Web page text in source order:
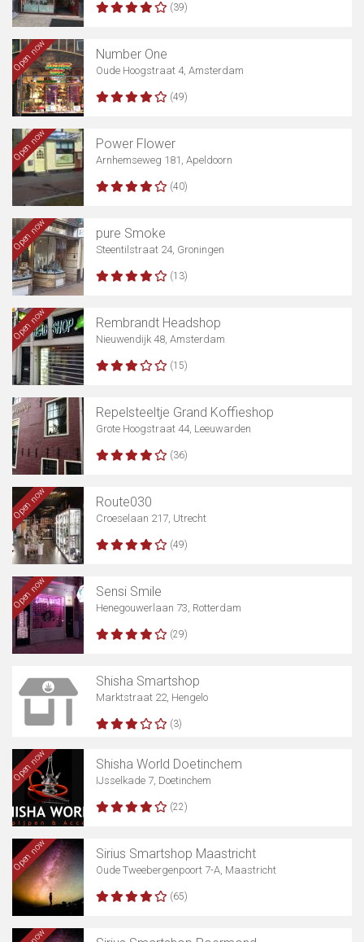
Show map
(39)
Open now Number One
Oude Hoogstraat 4, Amsterdam
(49)
Open now Power Flower
Arnhemseweg 181, Apeldoorn
(40)
Open now pure Smoke
Steentilstraat 24, Groningen
(13)
Open now Rembrandt Headshop
Nieuwendijk 48, Amsterdam
(15)
Repelsteeltje Grand Koffieshop
Grote Hoogstraat 44, Leeuwarden
(36)
Open now Route030
Croeselaan 217, Utrecht
(49)
Open now Sensi Smile
Henegouwerlaan 73, Rotterdam
(29)
Shisha Smartshop
Marktstraat 22, Hengelo
(3)
Open now Shisha World Doetinchem
IJsselkade 7, Doetinchem
(22)
Open now Sirius Smartshop Maastricht
Oude Tweebergenpoort 7-A, Maastricht
(65)